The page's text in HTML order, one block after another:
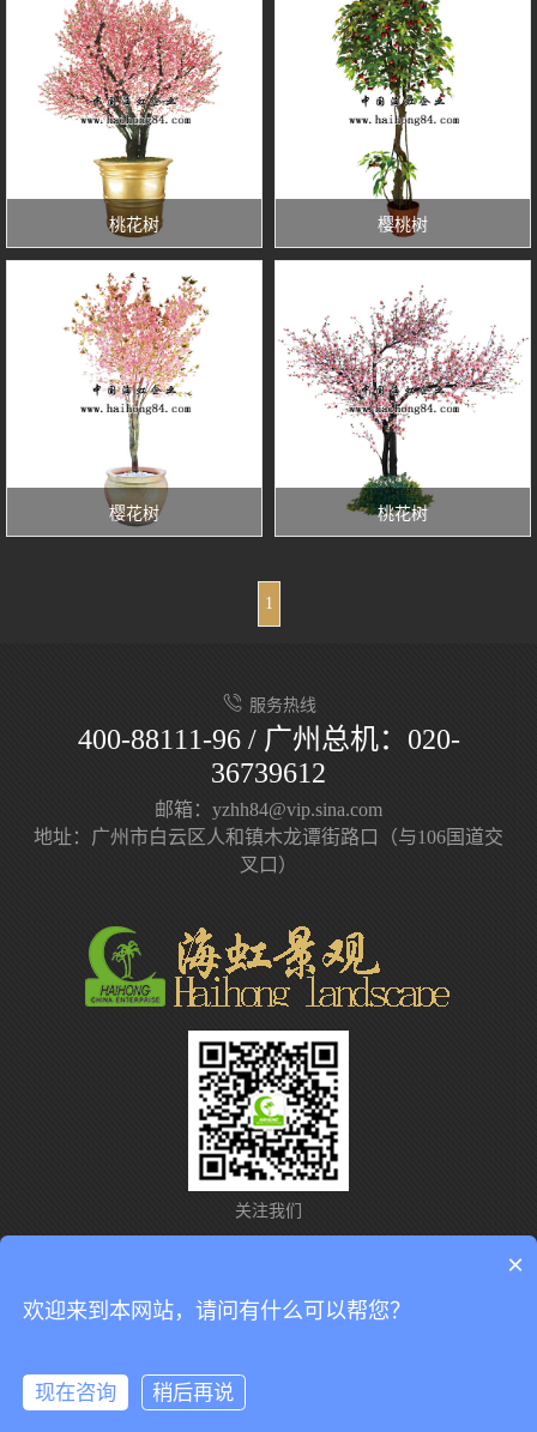
桃花树 樱桃树
樱花树 桃花树
1
服务热线
400-88111-96 / 广州总机：020-
36739612
邮箱：yzhh84@vip.sina.com
地址：广州市白云区人和镇木龙谭街路口（与106国道交
叉口）
关注我们
×
欢迎来到本网站，请问有什么可以帮您？
现在咨询 稍后再说